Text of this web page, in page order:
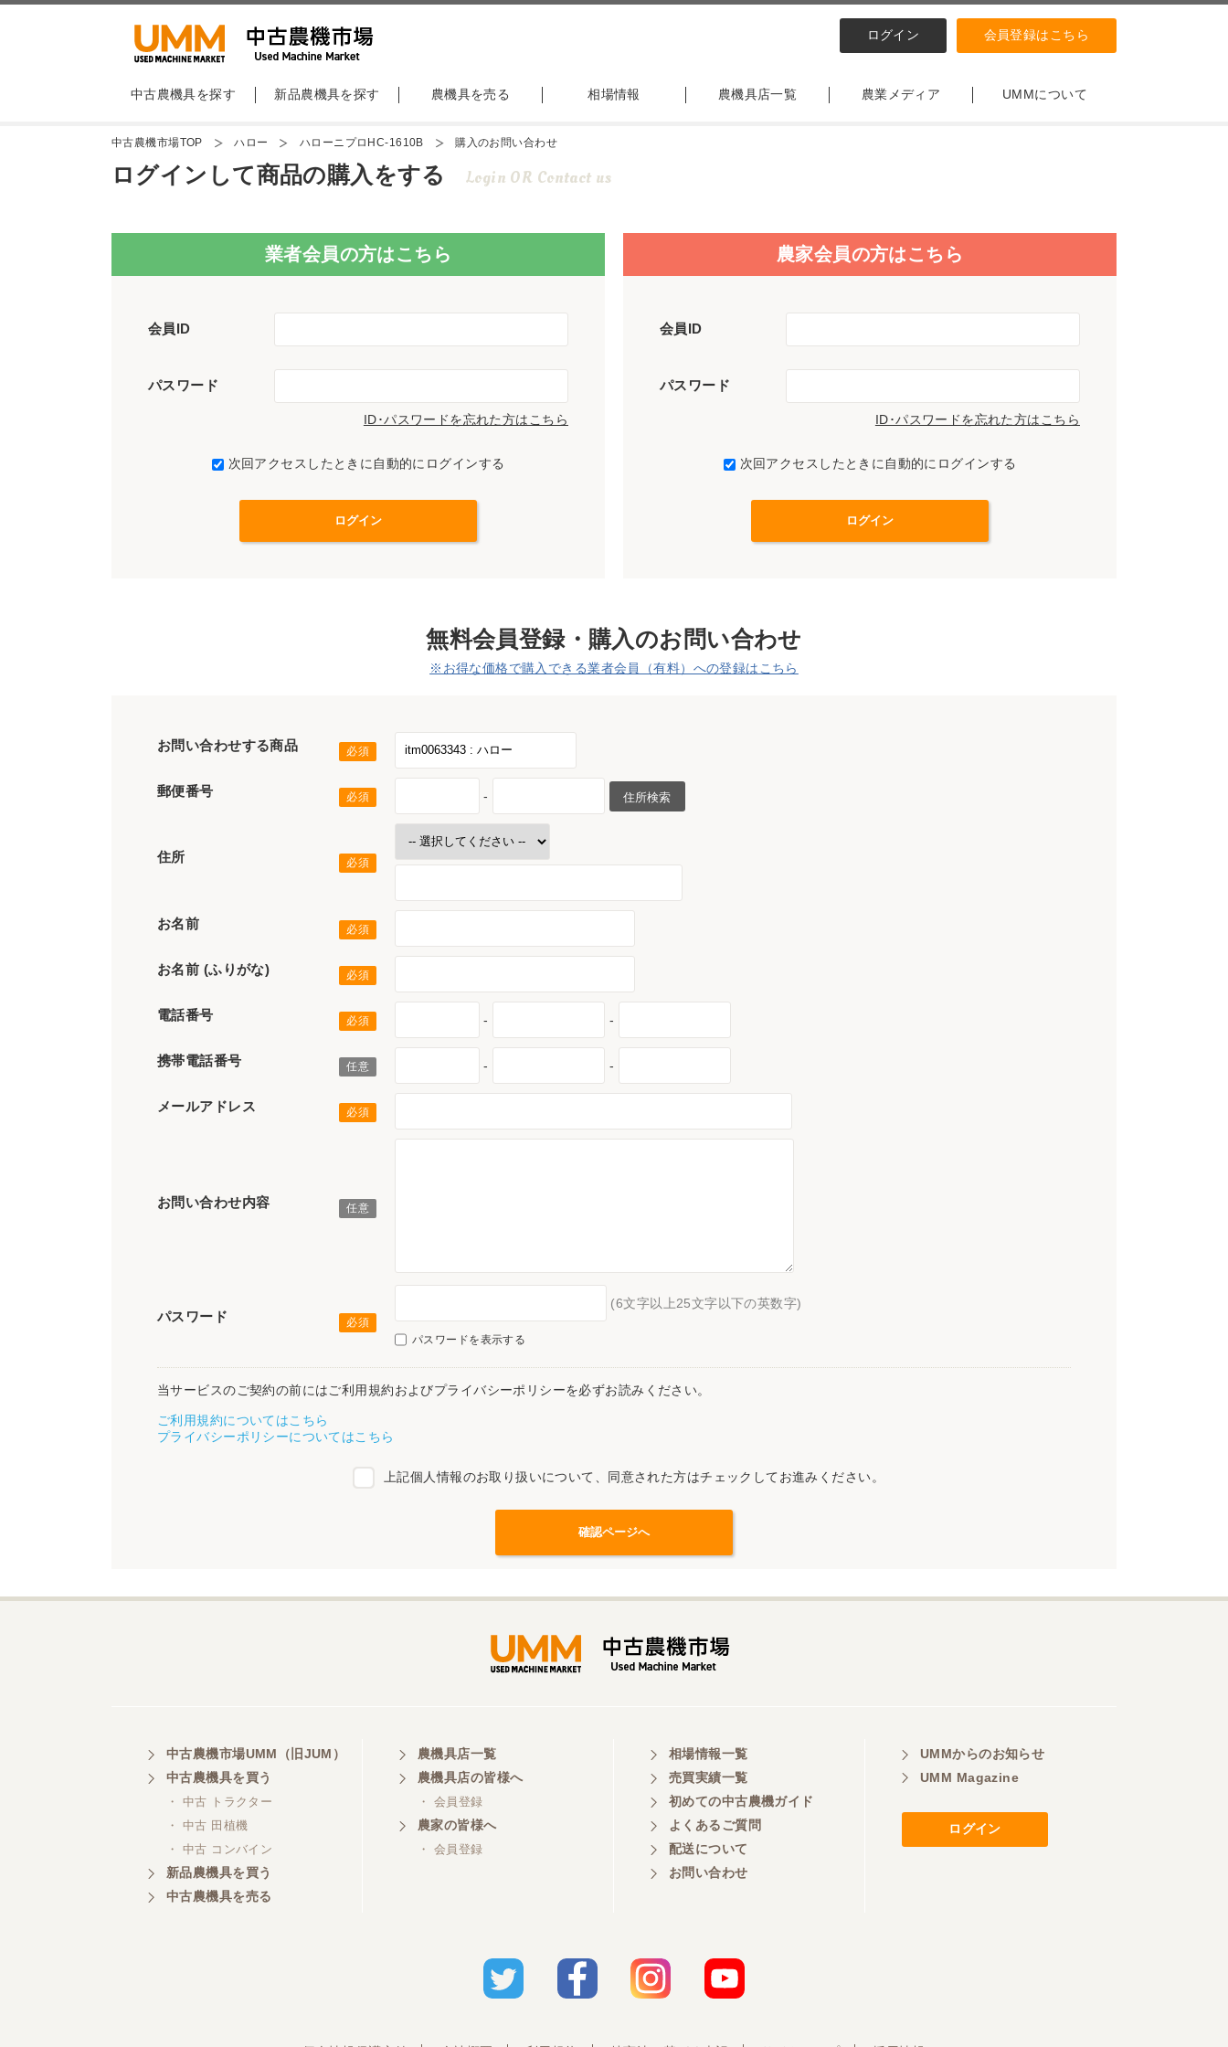
ログイン 会員登録はこちら
中古農機具を探す 新品農機具を探す 農機具を売る 相場情報 農機具店一覧 農業メディア UMMについて
中古農機市場TOP ハロー ハローニプロHC-1610B 購入のお問い合わせ
ログインして商品の購入をする Login OR Contact us
業者会員の方はこちら
会員ID
パスワード
ID･パスワードを忘れた方はこちら
次回アクセスしたときに自動的にログインする
農家会員の方はこちら
会員ID
パスワード
ID･パスワードを忘れた方はこちら
次回アクセスしたときに自動的にログインする
無料会員登録・購入のお問い合わせ
※お得な価格で購入できる業者会員（有料）への登録はこちら
お問い合わせする商品
郵便番号 - 住所検索
住所
お名前
お名前 (ふりがな)
電話番号 - -
携帯電話番号 - -
メールアドレス
お問い合わせ内容
パスワード
(6文字以上25文字以下の英数字)
パスワードを表示する
当サービスのご契約の前にはご利用規約およびプライバシーポリシーを必ずお読みください。
ご利用規約についてはこちら
プライバシーポリシーについてはこちら
上記個人情報のお取り扱いについて、同意された方はチェックしてお進みください。
中古農機市場UMM（旧JUM）
中古農機具を買う
・ 中古 トラクター
・ 中古 田植機
・ 中古 コンバイン
新品農機具を買う
中古農機具を売る
農機具店一覧
農機具店の皆様へ
・ 会員登録
農家の皆様へ
・ 会員登録
相場情報一覧
売買実績一覧
初めての中古農機ガイド
よくあるご質問
配送について
お問い合わせ
UMMからのお知らせ
UMM Magazine
ログイン